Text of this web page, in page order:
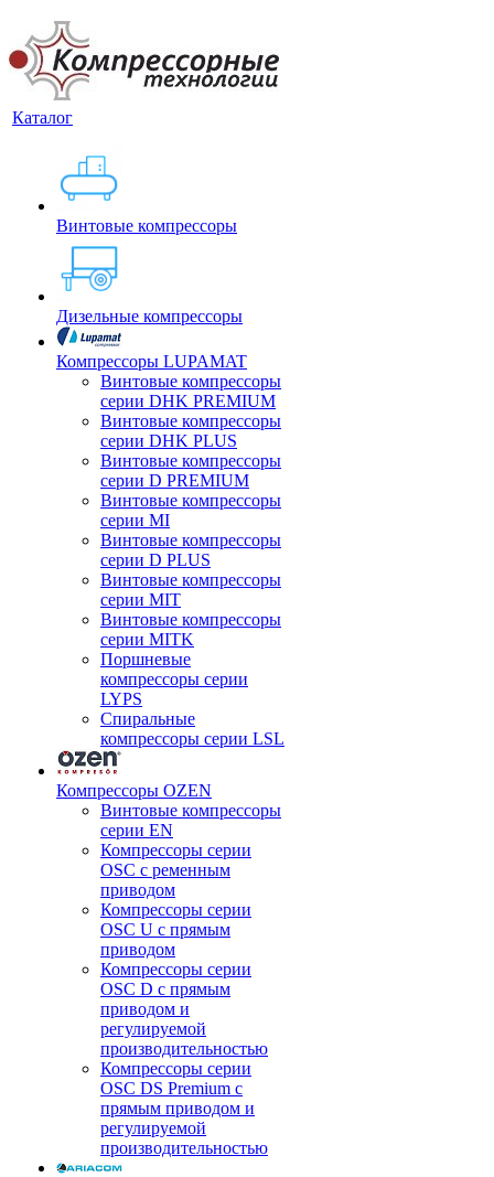
Каталог
Винтовые компрессоры
Дизельные компрессоры
Компрессоры LUPAMAT
Винтовые компрессоры
серии DHK PREMIUM
Винтовые компрессоры
серии DHK PLUS
Винтовые компрессоры
серии D PREMIUM
Винтовые компрессоры
серии MI
Винтовые компрессоры
серии D PLUS
Винтовые компрессоры
серии MIT
Винтовые компрессоры
серии MITK
Поршневые
компрессоры серии
LYPS
Спиральные
компрессоры серии LSL
Компрессоры OZEN
Винтовые компрессоры
серии EN
Компрессоры серии
OSC с ременным
приводом
Компрессоры серии
OSC U с прямым
приводом
Компрессоры серии
OSC D с прямым
приводом и
регулируемой
производительностью
Компрессоры серии
OSC DS Premium с
прямым приводом и
регулируемой
производительностью